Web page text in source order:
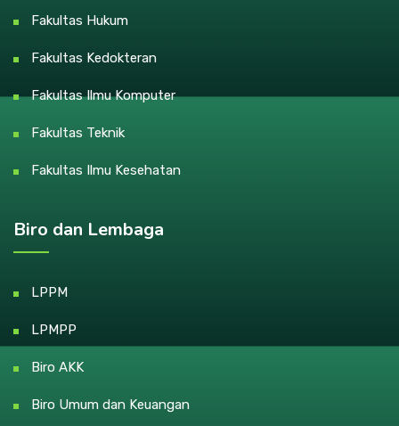
Fakultas Hukum
Fakultas Kedokteran
Fakultas Ilmu Komputer
Fakultas Teknik
Fakultas Ilmu Kesehatan
Biro dan Lembaga
LPPM
LPMPP
Biro AKK
Biro Umum dan Keuangan